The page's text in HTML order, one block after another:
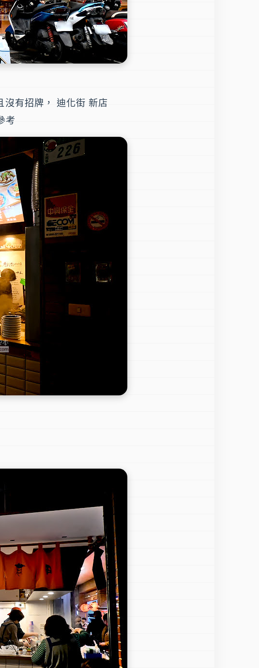
沒有招牌， 迪化街 新店
考